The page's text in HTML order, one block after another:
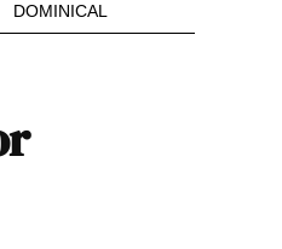
DOMINICAL